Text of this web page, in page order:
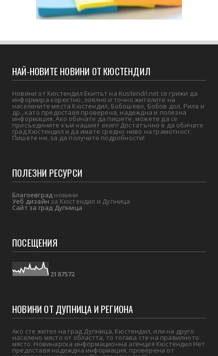
НАЙ-НОВИТЕ НОВИНИ ОТ КЮСТЕНДИЛ
Новини от Кюстендил Екипът на Kustendil.net се грижи да
информира коректно, лоялно и точно жителите на
населените места Кюстендил, Бобошево, Бобов дол, Рила и
др., като предоставя проверена, надеждна и полезна
информация. Ако обичате да пишете, можете да се
присъедините към нашият екип! Достатъчно е да обичате
град Кюстендил и да имате средно ниво на грамотност.
Пишете ни, за да получите подробности!
ПОЛЕЗНИ РЕСУРСИ
Благоевград новини
Уеб дизайнза Кюстендил и Дупница
Сайт за град Дупница
ПОСЕЩЕНИЯ
21 87572
НОВИНИ ОТ ДУПНИЦА И РЕГИОНА
Ако сте жител на град Дупница, Кюстендил, или на друго
населено място от областта, то тогава сте на правилното
място. Новинарска информационна агенция Кюстендил Нет
предоставя надеждна информация, проверена от